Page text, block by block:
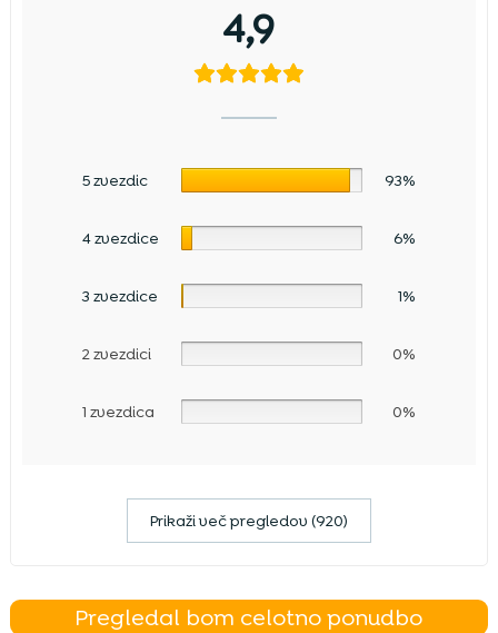
4,9
5 zvezdic 93%
4 zvezdice 6%
3 zvezdice 1%
2 zvezdici 0%
1 zvezdica 0%
Prikaži več pregledov (920)
Pregledal bom celotno ponudbo